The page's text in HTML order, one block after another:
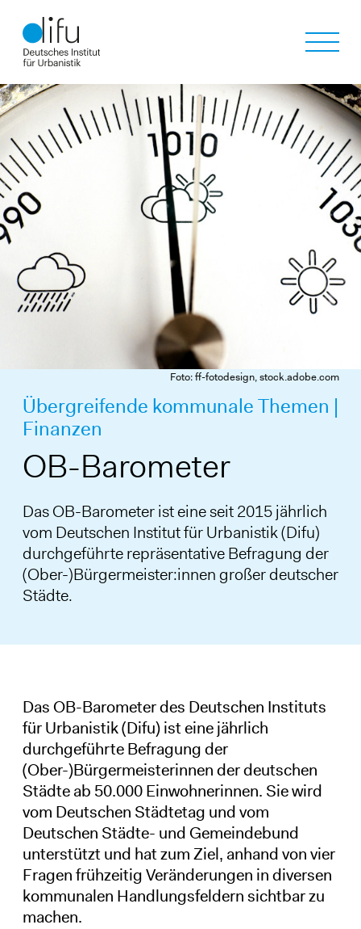
zum
Inhalt
Foto: ff-fotodesign, stock.adobe.com
Übergreifende kommunale Themen |
Finanzen
OB-Barometer
Das OB-Barometer ist eine seit 2015 jährlich
vom Deutschen Institut für Urbanistik (Difu)
durchgeführte repräsentative Befragung der
(Ober-)Bürgermeister:innen großer deutscher
Städte.
Das OB-Barometer des Deutschen Instituts
für Urbanistik (Difu) ist eine jährlich
durchgeführte Befragung der
(Ober-)Bürgermeisterinnen der deutschen
Städte ab 50.000 Einwohnerinnen. Sie wird
vom Deutschen Städtetag und vom
Deutschen Städte- und Gemeindebund
unterstützt und hat zum Ziel, anhand von vier
Fragen frühzeitig Veränderungen in diversen
kommunalen Handlungsfeldern sichtbar zu
machen.